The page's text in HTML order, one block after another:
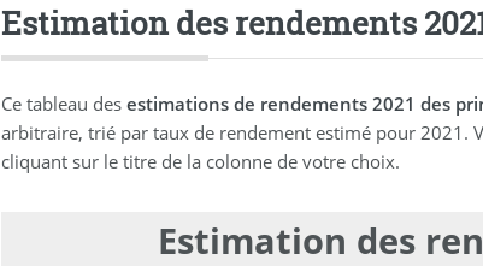
Estimation des rendements
Ce tableau desestimations de rendements 2021 des
arbitraire, trié par taux de rendement estimé pour 2021.
cliquant sur le titre de la colonne de votre choix.
Estimation des